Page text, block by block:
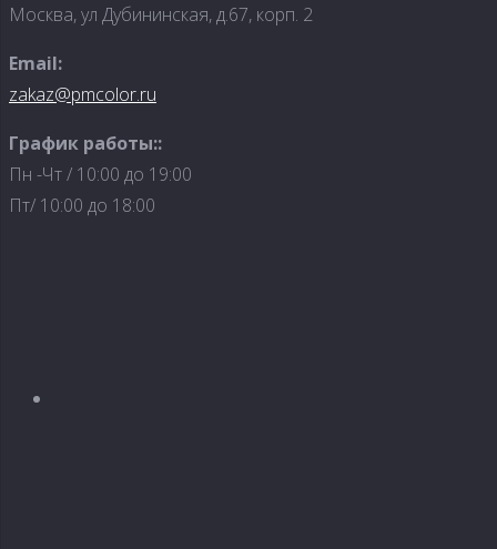
Москва, ул Дубининская, д.67, корп. 2
Email:
zakaz@pmcolor.ru
График работы::
Пн -Чт / 10:00 до 19:00
Пт/ 10:00 до 18:00